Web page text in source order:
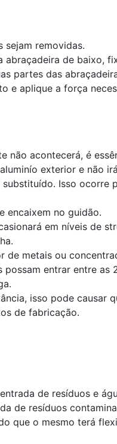
sejam removidas.
de baixo,
partes das
e aplique a força
não acontecerá, é
exterior e não
Isso
encaixem no guidão.
em níveis de
metais ou
entrar entre as
isso pode causar
de fabricação.
de resíduos e
de resíduos
que o mesmo terá